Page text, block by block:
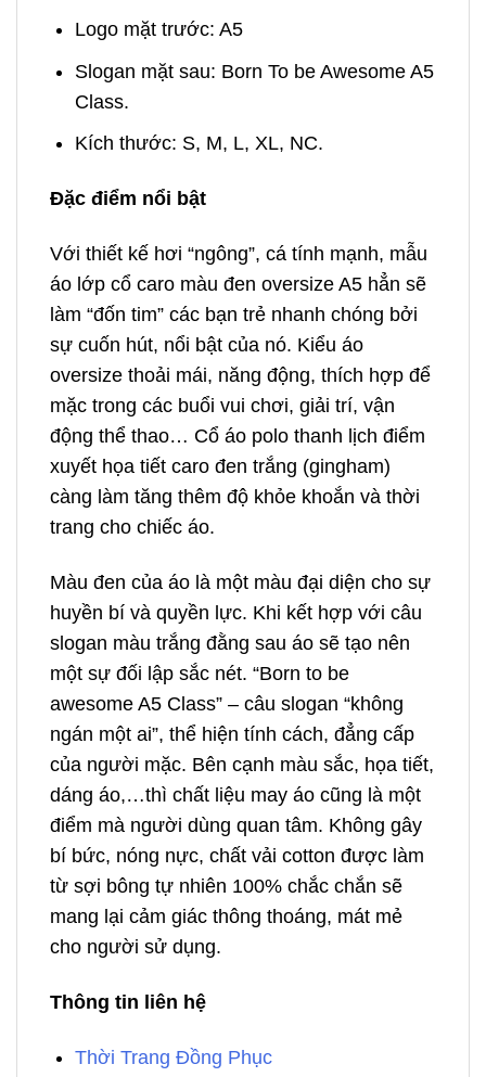
Logo mặt trước: A5
Slogan mặt sau: Born To be Awesome A5
Class.
Kích thước: S, M, L, XL, NC.
Đặc điểm nổi bật
Với thiết kế hơi “ngông”, cá tính mạnh, mẫu
áo lớp cổ caro màu đen oversize A5 hẳn sẽ
làm “đốn tim” các bạn trẻ nhanh chóng bởi
sự cuốn hút, nổi bật của nó. Kiểu áo
oversize thoải mái, năng động, thích hợp để
mặc trong các buổi vui chơi, giải trí, vận
động thể thao… Cổ áo polo thanh lịch điểm
xuyết họa tiết caro đen trắng (gingham)
càng làm tăng thêm độ khỏe khoắn và thời
trang cho chiếc áo.
Màu đen của áo là một màu đại diện cho sự
huyền bí và quyền lực. Khi kết hợp với câu
slogan màu trắng đằng sau áo sẽ tạo nên
một sự đối lập sắc nét. “Born to be
awesome A5 Class” – câu slogan “không
ngán một ai”, thể hiện tính cách, đẳng cấp
của người mặc. Bên cạnh màu sắc, họa tiết,
dáng áo,…thì chất liệu may áo cũng là một
điểm mà người dùng quan tâm. Không gây
bí bức, nóng nực, chất vải cotton được làm
từ sợi bông tự nhiên 100% chắc chắn sẽ
mang lại cảm giác thông thoáng, mát mẻ
cho người sử dụng.
Thông tin liên hệ
Thời Trang Đồng Phục